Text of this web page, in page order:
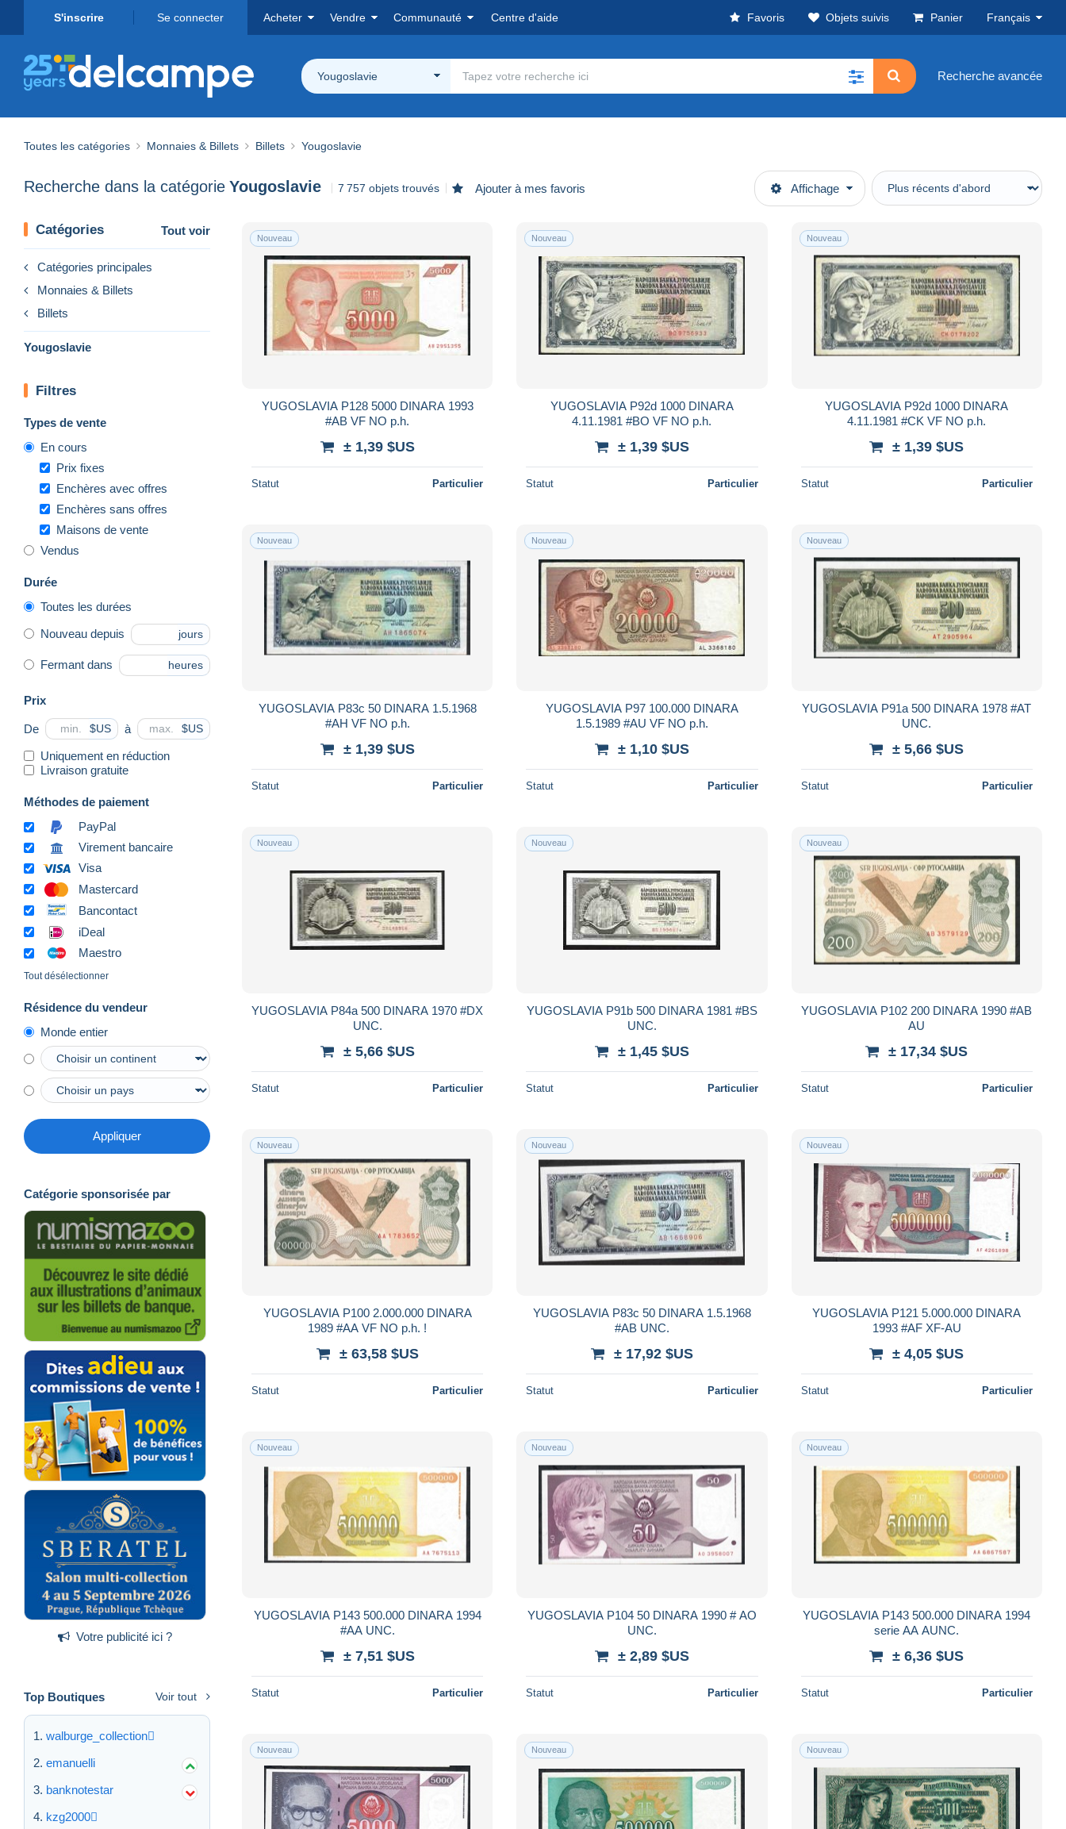
S'inscrire Se connecter Acheter Vendre Communauté Centre d'aide Favoris Objets suivis Panier Français
Yougoslavie Recherche avancée
Toutes les catégories Monnaies & Billets Billets Yougoslavie
Recherche dans la catégorie Yougoslavie 7 757 objets trouvés Ajouter à mes favoris Affichage
Catégories Tout voir
Catégories principales
Monnaies & Billets
Billets
Yougoslavie
Filtres
Types de vente
En cours
Prix fixes
Enchères avec offres
Enchères sans offres
Maisons de vente
Vendus
Durée
Toutes les durées
Nouveau depuis jours
Fermant dans heures
Prix
De $US à $US
Uniquement en réduction
Livraison gratuite
Méthodes de paiement
PayPal
Virement bancaire
Visa
Mastercard
Bancontact
iDeal
Maestro
Tout désélectionner
Résidence du vendeur
Monde entier
Appliquer
Catégorie sponsorisée par
Votre publicité ici ?
Top Boutiques Voir tout
walburge_collection
emanuelli
banknotestar
kzg2000
Nouveau
YUGOSLAVIA P128 5000 DINARA 1993
#AB VF NO p.h.
± 1,39 $US
Statut Particulier
Nouveau
YUGOSLAVIA P92d 1000 DINARA
4.11.1981 #BO VF NO p.h.
± 1,39 $US
Statut Particulier
Nouveau
YUGOSLAVIA P92d 1000 DINARA
4.11.1981 #CK VF NO p.h.
± 1,39 $US
Statut Particulier
Nouveau
YUGOSLAVIA P83c 50 DINARA 1.5.1968
#AH VF NO p.h.
± 1,39 $US
Statut Particulier
Nouveau
YUGOSLAVIA P97 100.000 DINARA
1.5.1989 #AU VF NO p.h.
± 1,10 $US
Statut Particulier
Nouveau
YUGOSLAVIA P91a 500 DINARA 1978 #AT
UNC.
± 5,66 $US
Statut Particulier
Nouveau
YUGOSLAVIA P84a 500 DINARA 1970 #DX
UNC.
± 5,66 $US
Statut Particulier
Nouveau
YUGOSLAVIA P91b 500 DINARA 1981 #BS
UNC.
± 1,45 $US
Statut Particulier
Nouveau
YUGOSLAVIA P102 200 DINARA 1990 #AB
AU
± 17,34 $US
Statut Particulier
Nouveau
YUGOSLAVIA P100 2.000.000 DINARA
1989 #AA VF NO p.h. !
± 63,58 $US
Statut Particulier
Nouveau
YUGOSLAVIA P83c 50 DINARA 1.5.1968
#AB UNC.
± 17,92 $US
Statut Particulier
Nouveau
YUGOSLAVIA P121 5.000.000 DINARA
1993 #AF XF-AU
± 4,05 $US
Statut Particulier
Nouveau
YUGOSLAVIA P143 500.000 DINARA 1994
#AA UNC.
± 7,51 $US
Statut Particulier
Nouveau
YUGOSLAVIA P104 50 DINARA 1990 # AO
UNC.
± 2,89 $US
Statut Particulier
Nouveau
YUGOSLAVIA P143 500.000 DINARA 1994
serie AA AUNC.
± 6,36 $US
Statut Particulier
Nouveau Nouveau Nouveau